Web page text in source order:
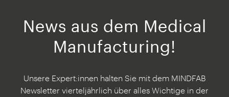
News aus dem Medical
Manufacturing!
Unsere Expert:innen halten Sie mit dem MINDFAB
Newsletter vierteljährlich über alles Wichtige in der